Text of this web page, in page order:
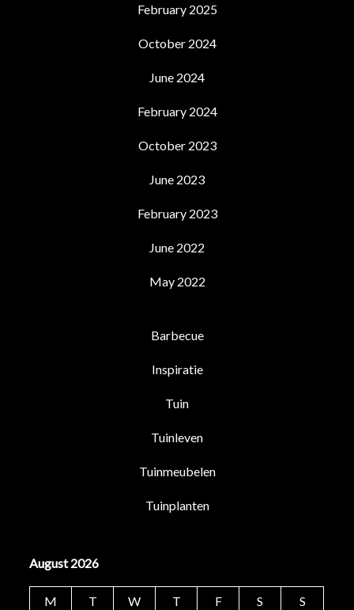
February 2025
October 2024
June 2024
February 2024
October 2023
June 2023
February 2023
June 2022
May 2022
Barbecue
Inspiratie
Tuin
Tuinleven
Tuinmeubelen
Tuinplanten
August 2026
M T W T F S S